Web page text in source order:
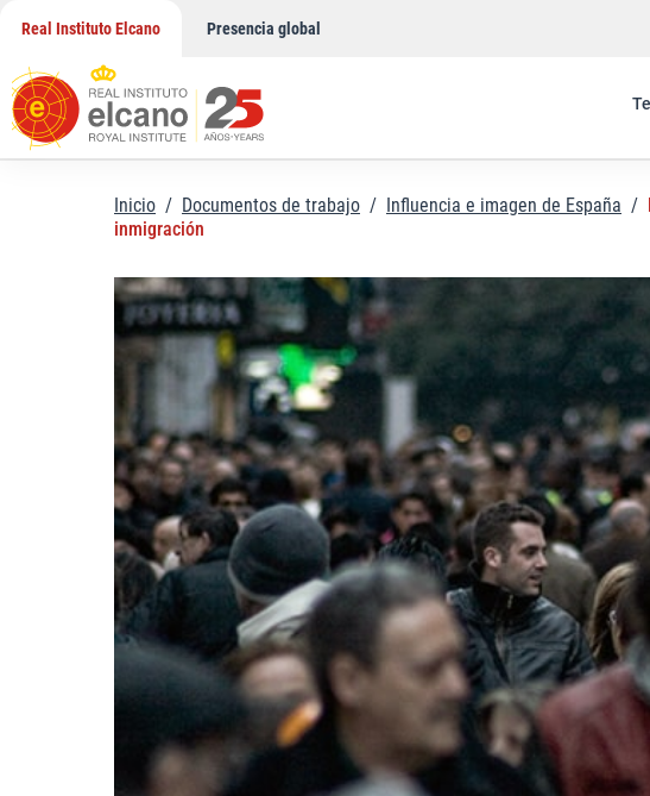
contenido
Real Instituto Elcano Presencia global
Inicio / Documentos de trabajo / Influencia e imagen de España /
inmigración